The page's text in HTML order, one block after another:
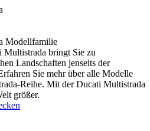
Modellfamilie
Multistrada bringt Sie zu
Landschaften jenseits der
Sie mehr über alle Modelle
Reihe. Mit der Ducati Multistrada
größer.